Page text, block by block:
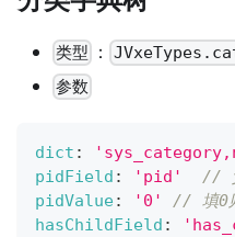
类型 ：
参数
dict :
pidField : 'pid'
//
pidValue: '0'
// 填0
hasChildField :